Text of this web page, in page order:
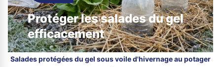
Protéger les salades du gel
efficacement
Salades protégées du gel sous voile d'hivernage au potager